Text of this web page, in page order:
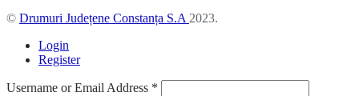
© Drumuri Județene Constanța S.A 2023.
Login
Register
Username or Email Address *